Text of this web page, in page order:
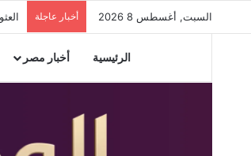
السبت, أغسطس 8 2026 أخبار عاجلة
الرئيسية أخبار مصر